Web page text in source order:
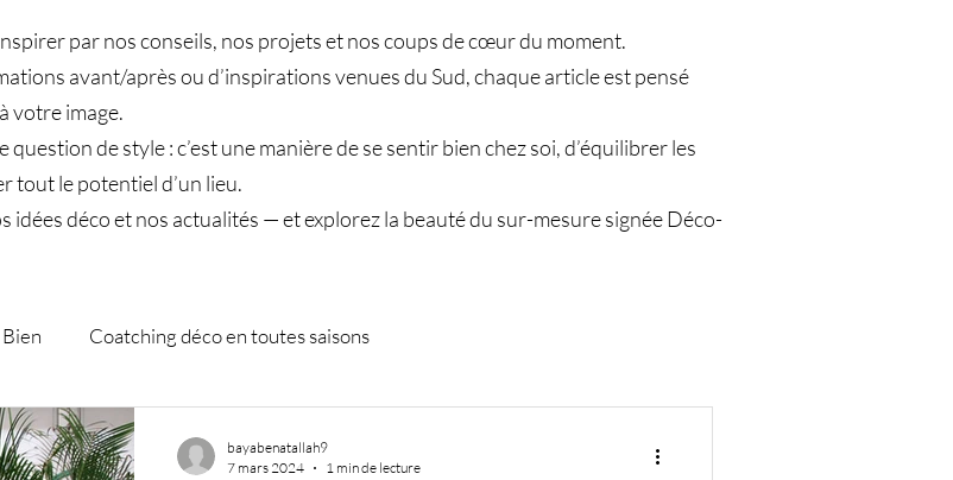
par nos conseils, nos projets et nos coups de cœur du moment.
avant/après ou d’inspirations venues du Sud, chaque article est pensé
votre image.
de style : c’est une manière de se sentir bien chez soi, d’équilibrer les
tout le potentiel d’un lieu.
déco et nos actualités — et explorez la beauté du sur-mesure signée Déco-
Coatching déco en toutes saisons
et shopping déco.
bayabenatallah9
7 mars 2024
1 min de lecture